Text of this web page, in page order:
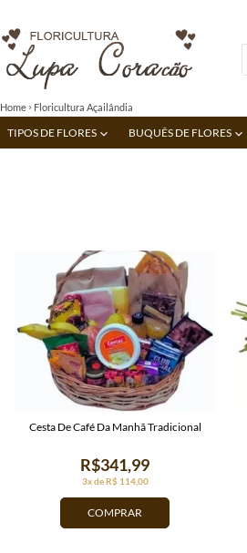
TIPOS DE FLORES BUQUÊS DE FLORES
Home Floricultura Açailândia
COMPRAR
3x de R$ 114,00
R$341,99
Cesta De Café Da Manhã Tradicional